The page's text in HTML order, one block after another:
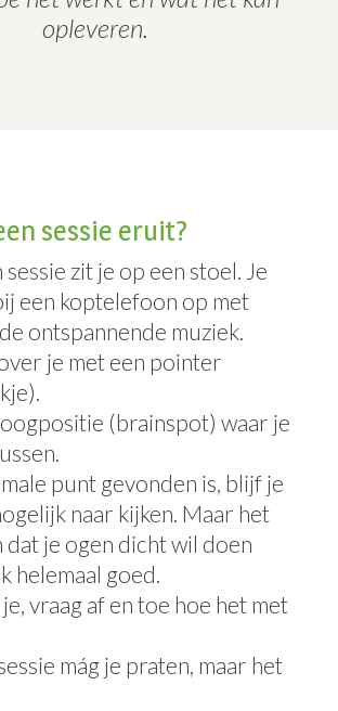
opleveren.
sessie eruit?
zit je op een stoel. Je
een koptelefoon op met
ontspannende muziek.
je met een pointer
oogpositie (brainspot) waar je
punt gevonden is, blijf je
naar kijken. Maar het
dat je ogen dicht wil doen
helemaal goed.
vraag af en toe hoe het met
mág je praten, maar het